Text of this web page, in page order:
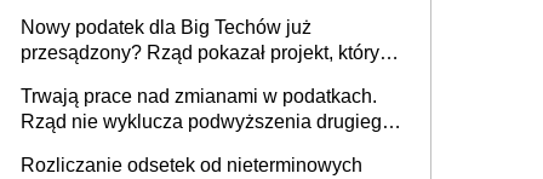
Nowy podatek dla Big Techów już
przesądzony? Rząd pokazał projekt, który
Trwają prace nad zmianami w podatkach.
Rząd nie wyklucza podwyższenia drugiego
Rozliczanie odsetek od nieterminowych